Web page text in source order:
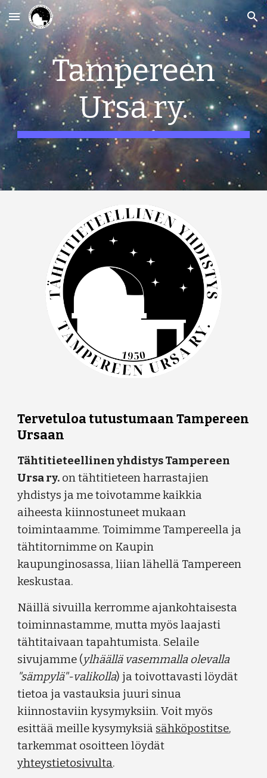
Skip to main content Skip to navigation
Tampereen
Ursa ry.
Tervetuloa tutustumaan Tampereen
Ursaan
Tähtitieteellinen yhdistys Tampereen
Ursa ry. on tähtitieteen harrastajien
yhdistys ja me toivotamme kaikkia
aiheesta kiinnostuneet mukaan
toimintaamme. Toimimme Tampereella ja
tähtitornimme on Kaupin
kaupunginosassa, liian lähellä Tampereen
keskustaa.
Näillä sivuilla kerromme ajankohtaisesta
toiminnastamme, mutta myös laajasti
tähtitaivaan tapahtumista. Selaile
sivujamme (ylhäällä vasemmalla olevalla
"sämpylä"-valikolla) ja toivottavasti löydät
tietoa ja vastauksia juuri sinua
kiinnostaviin kysymyksiin. Voit myös
esittää meille kysymyksiä sähköpostitse,
tarkemmat osoitteen löydät
yhteystietosivulta.